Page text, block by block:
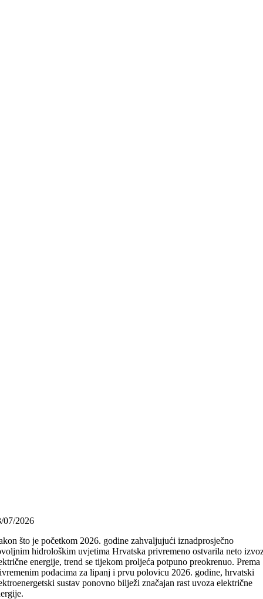
07/2026
što je početkom 2026. godine zahvaljujući iznadprosječno
hidrološkim uvjetima Hrvatska privremeno ostvarila neto
energije, trend se tijekom proljeća potpuno preokrenuo. Prema
podacima za lipanj i prvu polovicu 2026. godine, hrvatski
sustav ponovno bilježi značajan rast uvoza električne